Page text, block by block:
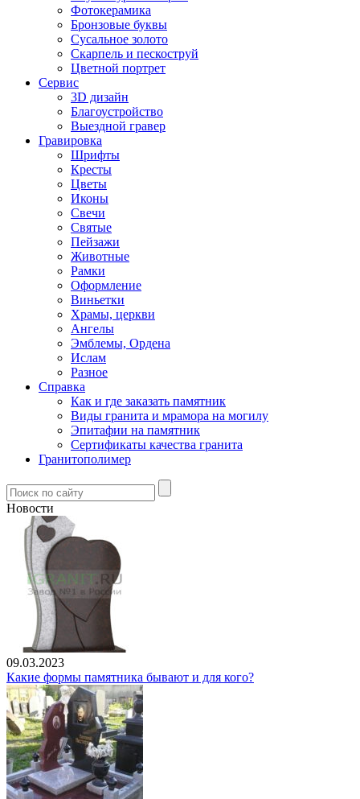
Фотокерамика
Бронзовые буквы
Сусальное золото
Скарпель и пескоструй
Цветной портрет
Сервис
3D дизайн
Благоустройство
Выездной гравер
Гравировка
Шрифты
Кресты
Цветы
Иконы
Свечи
Святые
Пейзажи
Животные
Рамки
Оформление
Виньетки
Храмы, церкви
Ангелы
Эмблемы, Ордена
Ислам
Разное
Справка
Как и где заказать памятник
Виды гранита и мрамора на могилу
Эпитафии на памятник
Сертификаты качества гранита
Гранитополимер
Новости
09.03.2023
Какие формы памятника бывают и для кого?